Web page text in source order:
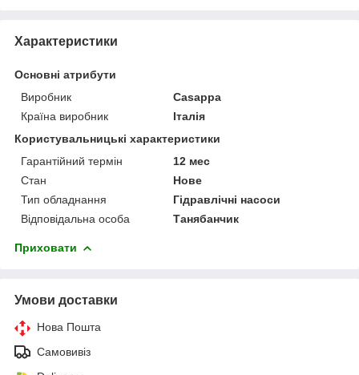
Характеристики
Основні атрибути
Виробник
Casappa
Країна виробник
Італія
Користувальницькі характеристики
Гарантійний термін
12 мес
Стан
Нове
Тип обладнання
Гідравлічні насоси
Відповідальна особа
Танябанчик
Приховати
Умови доставки
Нова Пошта
Самовивіз